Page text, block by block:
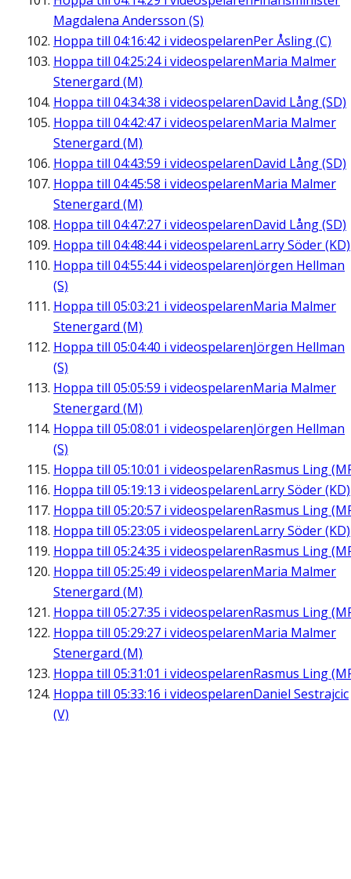
Magdalena Andersson (S)
Hoppa till 04:16:42 i videospelarenPer Åsling (C)
Hoppa till 04:25:24i videospelarenMaria Malmer
Stenergard (M)
Hoppa till 04:34:38 i videospelarenDavid Lång (SD)
Hoppa till 04:42:47 i videospelarenMaria Malmer
Stenergard (M)
Hoppa till 04:43:59 i videospelarenDavid Lång (SD)
Hoppa till 04:45:58 i videospelarenMaria Malmer
Stenergard (M)
Hoppa till 04:47:27 i videospelarenDavid Lång (SD)
Hoppa till 04:48:44i videospelarenLarry Söder (KD)
Hoppa till 04:55:44i videospelarenJörgen Hellman
(S)
Hoppa till 05:03:21 i videospelarenMaria Malmer
Stenergard (M)
Hoppa till 05:04:40 i videospelarenJörgen Hellman
(S)
Hoppa till 05:05:59 i videospelarenMaria Malmer
Stenergard (M)
Hoppa till 05:08:01 i videospelarenJörgen Hellman
(S)
Hoppa till 05:10:01 i videospelarenRasmus Ling
Hoppa till 05:19:13 i videospelarenLarry Söder (KD)
Hoppa till 05:20:57 i videospelarenRasmus Ling
Hoppa till 05:23:05 i videospelarenLarry Söder (KD)
Hoppa till 05:24:35 i videospelarenRasmus Ling
Hoppa till 05:25:49 i videospelarenMaria Malmer
Stenergard (M)
Hoppa till 05:27:35 i videospelarenRasmus Ling
Hoppa till 05:29:27 i videospelarenMaria Malmer
Stenergard (M)
Hoppa till 05:31:01 i videospelarenRasmus Ling
Hoppa till 05:33:16 i videospelarenDaniel Sestrajcic
(V)